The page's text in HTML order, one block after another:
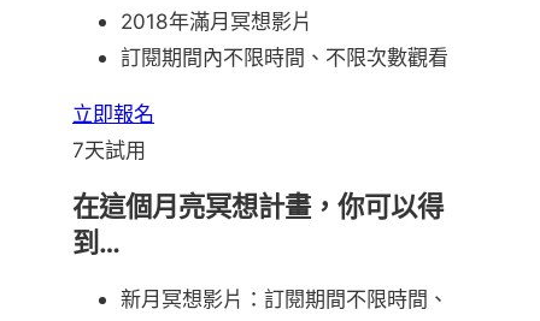
2018年滿月冥想影片
訂閱期間內不限時間、不限次數觀看
立即報名
7天試用
在這個月亮冥想計畫，你可以得
到…
新月冥想影片：訂閱期間不限時間、